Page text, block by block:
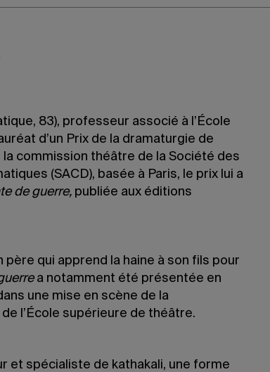
83), professeur associé à l’École
d’un Prix de la dramaturgie de
la commission théâtre de la Société des
(SACD), basée à Paris, le prix lui a
de guerre, publiée aux éditions
père qui apprend la haine à son fils pour
a notamment été présentée en
une mise en scène de la
l’École supérieure de théâtre.
et spécialiste de kathakali, une forme